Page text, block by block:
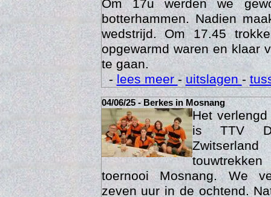
Om 17u werden we
botterhammen. Nadien
wedstrijd. Om 17.45
opgewarmd waren en klaar
te gaan.
-lees meer-uitslagen-
04/06/25 - Berkes in Mosnang
Het
is TTV
toernooi Mosnang. We